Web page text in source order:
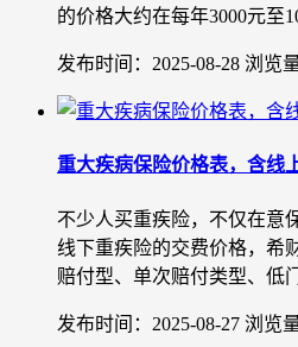
的价格大约在每年3000元至
发布时间：2025-08-28 浏览
重大疾病保险价格表，含线
不少人买重疾险，不仅在意
线下重疾险的交费价格，希
赔付型、单次赔付类型、低
发布时间：2025-08-27 浏览